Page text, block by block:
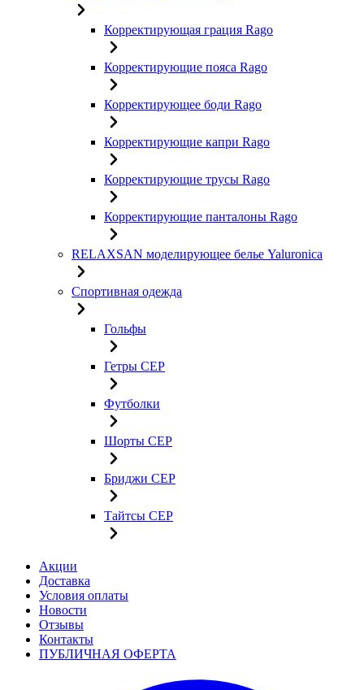
Корректирующая грация Rago
Корректирующие пояса Rago
Корректирующее боди Rago
Корректирующие капри Rago
Корректирующие трусы Rago
Корректирующие панталоны Rago
RELAXSAN моделирующее белье Yaluroniсa
Спортивная одежда
Гольфы
Гетры CEP
Футболки
Шорты CEP
Бриджи CEP
Тайтсы CEP
Акции
Доставка
Условия оплаты
Новости
Отзывы
Контакты
ПУБЛИЧНАЯ ОФЕРТА